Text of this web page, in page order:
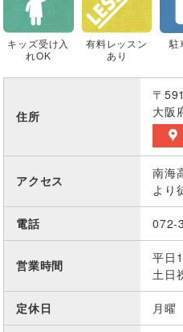
キッズ受け入
れOK
有料レッスン
あり
駐
住所
〒
大阪
アクセス
南海
より
電話 072-
営業時間
平日
土日
定休日 月曜